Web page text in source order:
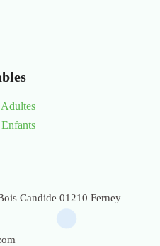
Candide 01210 Ferney